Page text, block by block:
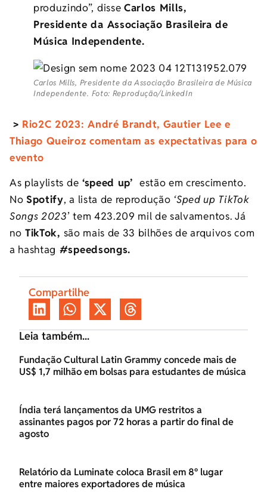
produzindo”, disse Carlos Mills,
Presidente da Associação Brasileira de
Música Independente.
Carlos Mills, Presidente da Associação Brasileira de Música
Independente. Foto: Reprodução/LinkedIn
> Rio2C 2023: André Brandt, Gautier Lee e
Thiago Queiroz comentam as expectativas para o
evento
As playlists de ‘speed up’estão em crescimento.
NoSpotify, a lista de reprodução ‘Sped up TikTok
Songs 2023’ tem 423.209 mil de salvamentos. Já
no TikTok, são mais de 33 bilhões de arquivos com
a hashtag #speedsongs.
Compartilhe
Leia também...
Fundação Cultural Latin Grammy concede mais de
US$ 1,7 milhão em bolsas para estudantes de música
Índia terá lançamentos da UMG restritos a
assinantes pagos por 72 horas a partir do final de
agosto
Relatório da Luminate coloca Brasil em 8º lugar
entre maiores exportadores de música